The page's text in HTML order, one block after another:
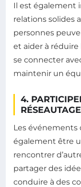
Il est également
relations solides
personnes
et aider à réduire
se connecter
maintenir un
4.
RÉSEAUTAGE
Les événements
également être
rencontrer
partager des
conduire à des